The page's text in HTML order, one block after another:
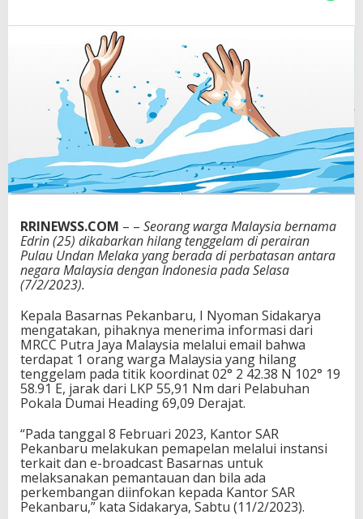
a
e
n
g
g
e
l
a
m
p
r
e
k
K
o
r
b
a
n
T
r
b
a
r
a
A
RRINEWSS.COM – – Seorang warga Malaysia bernama
Edrin (25) dikabarkan hilang tenggelam di perairan
Pulau Undan Melaka yang berada di perbatasan antara
negara Malaysia dengan Indonesia pada Selasa
(7/2/2023).
Kepala Basarnas Pekanbaru, I Nyoman Sidakarya
mengatakan, pihaknya menerima informasi dari
MRCC Putra Jaya Malaysia melalui email bahwa
terdapat 1 orang warga Malaysia yang hilang
tenggelam pada titik koordinat 02° 2 42.38 N 102° 19
58.91 E, jarak dari LKP 55,91 Nm dari Pelabuhan
Pokala Dumai Heading 69,09 Derajat.
“Pada tanggal 8 Februari 2023, Kantor SAR
Pekanbaru melakukan pemapelan melalui instansi
terkait dan e-broadcast Basarnas untuk
melaksanakan pemantauan dan bila ada
perkembangan diinfokan kepada Kantor SAR
Pekanbaru,” kata Sidakarya, Sabtu (11/2/2023).